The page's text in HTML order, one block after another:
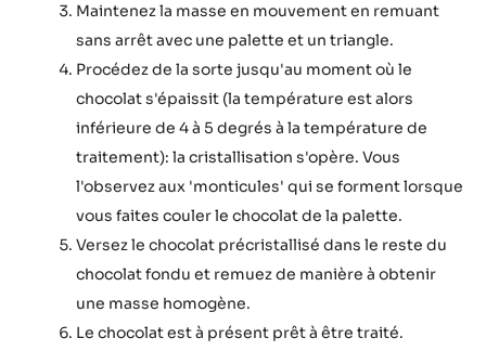
Maintenez la masse en mouvement en remuant
sans arrêt avec une palette et un triangle.
Procédez de la sorte jusqu'au moment où le
chocolat s'épaissit (la température est alors
inférieure de 4 à 5 degrés à la température de
traitement): la cristallisation s'opère. Vous
l'observez aux 'monticules' qui se forment lorsque
vous faites couler le chocolat de la palette.
Versez le chocolat précristallisé dans le reste du
chocolat fondu et remuez de manière à obtenir
une masse homogène.
Le chocolat est à présent prêt à être traité.